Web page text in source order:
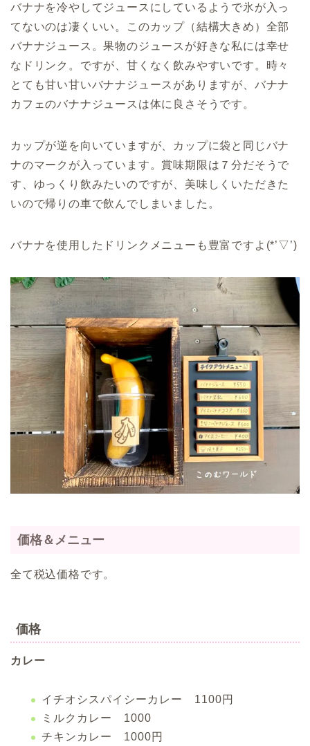
バナナを冷やしてジュースにしているようで氷が入っ
てないのは凄くいい。このカップ（結構大きめ）全部
バナナジュース。果物のジュースが好きな私には幸せ
なドリンク。ですが、甘くなく飲みやすいです。時々
とても甘い甘いバナナジュースがありますが、バナナ
カフェのバナナジュースは体に良さそうです。
カップが逆を向いていますが、カップに袋と同じバナ
ナのマークが入っています。賞味期限は７分だそうで
す、ゆっくり飲みたいのですが、美味しくいただきた
いので帰りの車で飲んでしまいました。
バナナを使用したドリンクメニューも豊富ですよ(*’▽’)
価格＆メニュー
全て税込価格です。
価格
カレー
イチオシスパイシーカレー 1100円
ミルクカレー 1000
チキンカレー 1000円